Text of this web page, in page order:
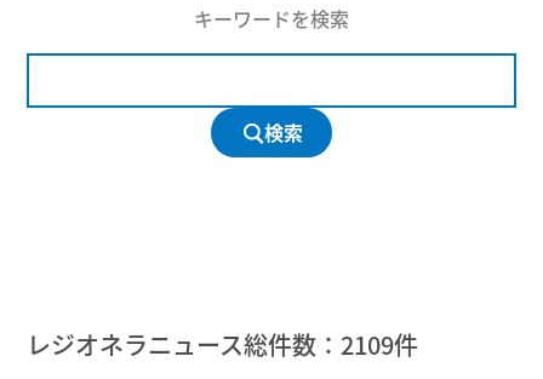
キーワードを検索
検索
レジオネラニュース総件数： 2109件